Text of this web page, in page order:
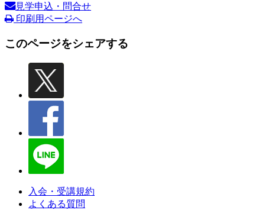
見学申込・問合せ
印刷用ページへ
このページをシェアする
入会・受講規約
よくある質問